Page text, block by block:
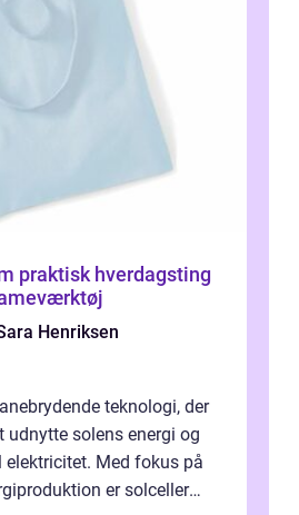
praktisk hverdagsting
Henriksen
teknologi, der
udnytte solens energi og
elektricitet. Med fokus på
er solceller